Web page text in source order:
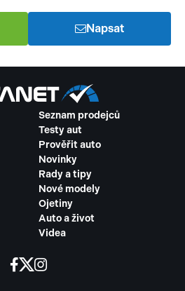
Napsat
Seznam prodejců
Testy aut
Prověřit auto
Novinky
Rady a tipy
Nové modely
Ojetiny
Auto a život
Videa